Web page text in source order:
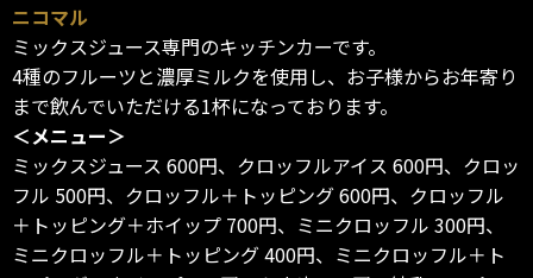
ニコマル
ミックスジュース専門のキッチンカーです。
4種のフルーツと濃厚ミルクを使用し、お子様からお年寄り
まで飲んでいただける1杯になっております。
＜メニュー＞
ミックスジュース 600円、クロッフルアイス 600円、クロッ
フル 500円、クロッフル＋トッピング 600円、クロッフル
＋トッピング＋ホイップ 700円、ミニクロッフル 300円、
ミニクロッフル＋トッピング 400円、ミニクロッフル＋ト